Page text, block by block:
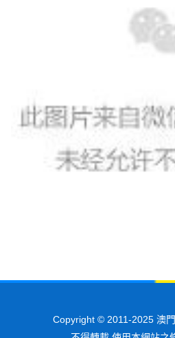
Copyright © 2011-2025 澳